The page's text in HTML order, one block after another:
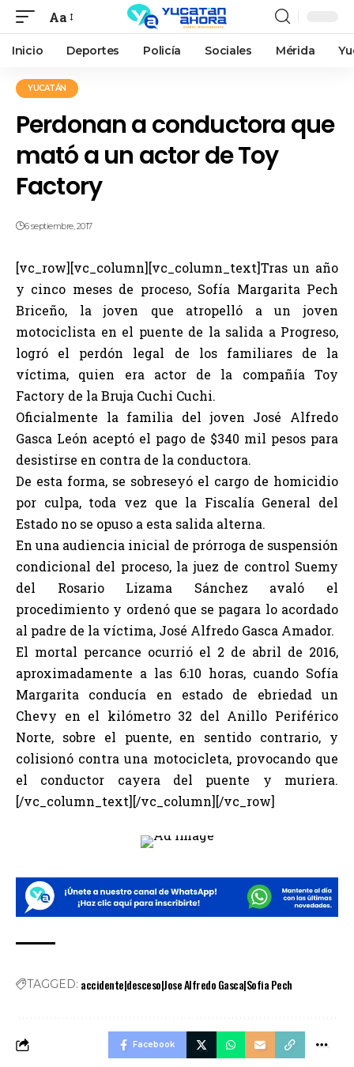
Aa
Inicio Deportes Policía Sociales Mérida
YUCATÁN
Perdonan a conductora que
mató a un actor de Toy
Factory
6 septiembre, 2017
[vc_row][vc_column][vc_column_text]Tras un año
y cinco meses de proceso, Sofía Margarita Pech
Briceño, la joven que atropelló a un joven
motociclista en el puente de la salida a Progreso,
logró el perdón legal de los familiares de la
víctima, quien era actor de la compañía Toy
Factory de la Bruja Cuchi Cuchi.
Oficialmente la familia del joven José Alfredo
Gasca León aceptó el pago de $340 mil pesos para
desistirse en contra de la conductora.
De esta forma, se sobreseyó el cargo de homicidio
por culpa, toda vez que la Fiscalía General del
Estado no se opuso a esta salida alterna.
En una audiencia inicial de prórroga de suspensión
condicional del proceso, la juez de control Suemy
del Rosario Lizama Sánchez avaló el
procedimiento y ordenó que se pagara lo acordado
al padre de la víctima, José Alfredo Gasca Amador.
El mortal percance ocurrió el 2 de abril de 2016,
aproximadamente a las 6:10 horas, cuando Sofía
Margarita conducía en estado de ebriedad un
Chevy en el kilómetro 32 del Anillo Periférico
Norte, sobre el puente, en sentido contrario, y
colisionó contra una motocicleta, provocando que
el conductor cayera del puente y muriera.
[/vc_column_text][/vc_column][/vc_row]
TAGGED: accidente|desceso|Jose Alfredo Gasca|Sofia Pech
Facebook